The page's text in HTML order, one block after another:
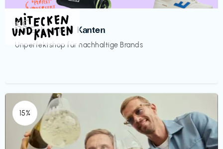
Mode
Mit Ecken und Kanten
Unperfektshop für nachhaltige Brands
€€‎
15%